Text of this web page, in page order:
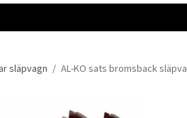
släpvagn / AL-KO sats bromsback